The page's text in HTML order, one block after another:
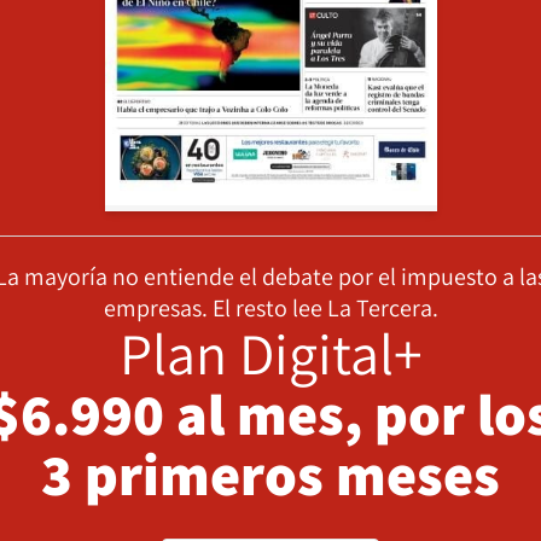
mayoría no entiende el debate por el impuesto a
empresas. El resto lee La Tercera.
Plan Digital+
al mes, por
3 primeros meses